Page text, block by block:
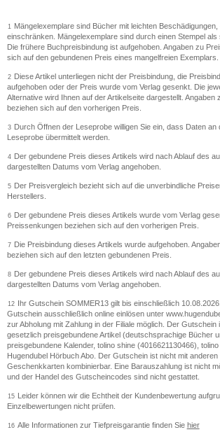
1 Mängelexemplare sind Bücher mit leichten
einschränken. Mängelexemplare sind durch einen Stempel als
Die frühere Buchpreisbindung ist aufgehoben. Angaben zu
sich auf den gebundenen Preis eines mangelfreien Exemplars.
2
Diese Artikel unterliegen nicht der Preisbindung, die
aufgehoben oder der Preis wurde vom Verlag gesenkt. Die
Alternative wird Ihnen auf der Artikelseite dargestellt. Angaben
beziehen sich auf den vorherigen Preis.
3
Durch Öffnen der Leseprobe willigen Sie ein, dass Daten an
Leseprobe übermittelt werden.
4
Der gebundene Preis dieses Artikels wird nach Ablauf des
dargestellten Datums vom Verlag angehoben.
5
Der Preisvergleich bezieht sich auf die unverbindliche
Herstellers.
6
Der gebundene Preis dieses Artikels wurde vom Verlag
Preissenkungen beziehen sich auf den vorherigen Preis.
7
Die Preisbindung dieses Artikels wurde aufgehoben.
beziehen sich auf den letzten gebundenen Preis.
8
Der gebundene Preis dieses Artikels wird nach Ablauf des
dargestellten Datums vom Verlag angehoben.
12
Ihr Gutschein SOMMER13 gilt bis einschließlich
Gutschein ausschließlich online einlösen unter
zur Abholung mit Zahlung in der Filiale möglich. Der Gutschein
gesetzlich preisgebundene Artikel (deutschsprachige Bücher
preisgebundene Kalender, tolino shine (4016621130466),
Hugendubel Hörbuch Abo. Der Gutschein ist nicht mit
Geschenkkarten kombinierbar. Eine Barauszahlung ist nicht
und der Handel des Gutscheincodes sind nicht gestattet.
15
Leider können wir die Echtheit der Kundenbewertung
Einzelbewertungen nicht prüfen.
16 Alle Informationen zur Tiefpreisgarantie finden Sie hier